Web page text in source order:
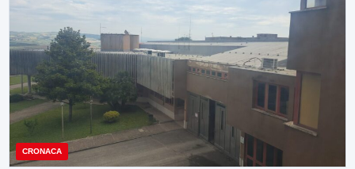
CRONACA